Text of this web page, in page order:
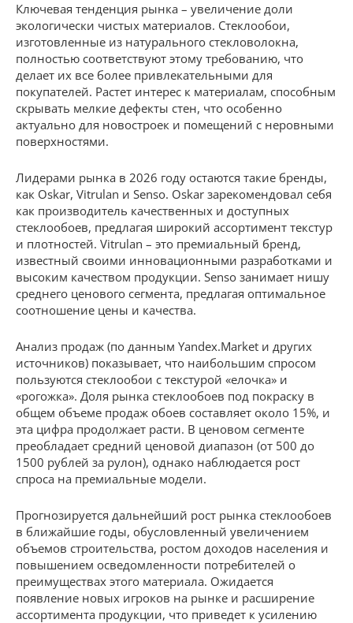
Ключевая тенденция рынка – увеличение доли
экологически чистых материалов. Стеклообои,
изготовленные из натурального стекловолокна,
полностью соответствуют этому требованию, что
делает их все более привлекательными для
покупателей. Растет интерес к материалам, способным
скрывать мелкие дефекты стен, что особенно
актуально для новостроек и помещений с неровными
поверхностями.
Лидерами рынка в 2026 году остаются такие бренды,
как Oskar, Vitrulan и Senso. Oskar зарекомендовал себя
как производитель качественных и доступных
стеклообоев, предлагая широкий ассортимент текстур
и плотностей. Vitrulan – это премиальный бренд,
известный своими инновационными разработками и
высоким качеством продукции. Senso занимает нишу
среднего ценового сегмента, предлагая оптимальное
соотношение цены и качества.
Анализ продаж (по данным Yandex.Market и других
источников) показывает, что наибольшим спросом
пользуются стеклообои с текстурой «елочка» и
«рогожка». Доля рынка стеклообоев под покраску в
общем объеме продаж обоев составляет около 15%, и
эта цифра продолжает расти. В ценовом сегменте
преобладает средний ценовой диапазон (от 500 до
1500 рублей за рулон), однако наблюдается рост
спроса на премиальные модели.
Прогнозируется дальнейший рост рынка стеклообоев
в ближайшие годы, обусловленный увеличением
объемов строительства, ростом доходов населения и
повышением осведомленности потребителей о
преимуществах этого материала. Ожидается
появление новых игроков на рынке и расширение
ассортимента продукции, что приведет к усилению